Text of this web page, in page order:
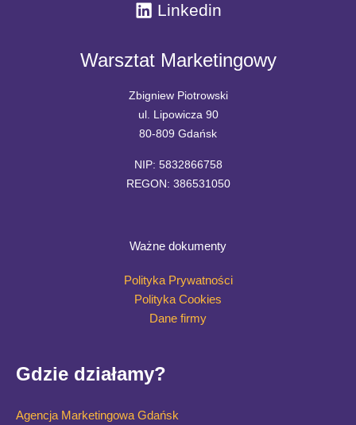
Linkedin
Warsztat Marketingowy
Zbigniew Piotrowski
ul. Lipowicza 90
80-809 Gdańsk
NIP: 5832866758
REGON: 386531050
Ważne dokumenty
Polityka Prywatności
Polityka Cookies
Dane firmy
Gdzie działamy?
Agencja Marketingowa Gdańsk